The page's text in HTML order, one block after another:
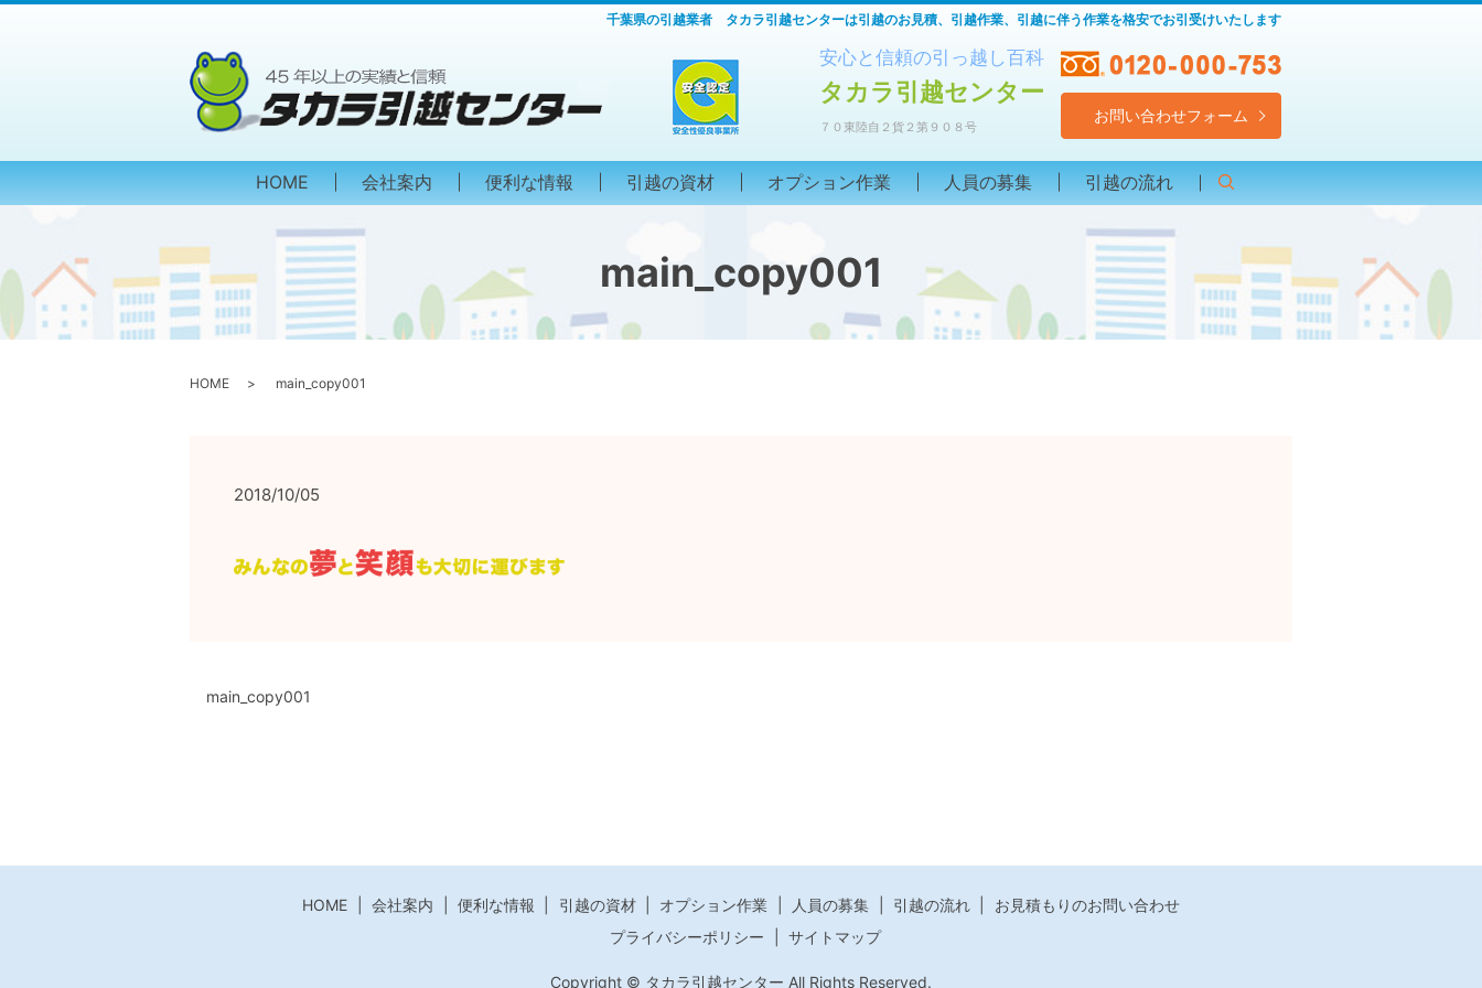
千葉県の引越業者 タカラ引越センターは引越のお見積、引越作業、引越に伴う作業を格安でお引受けいたします
安心と信頼の引っ越し百科
タカラ引越センター
７０東陸自２貨２第９０８号
お問い合わせフォーム
HOME 会社案内 便利な情報 引越の資材 オプション作業 人員の募集 引越の流れ search
main_copy001
HOME main_copy001
2018/10/05
main_copy001
HOME 会社案内 便利な情報 引越の資材 オプション作業 人員の募集 引越の流れ
お見積もりのお問い合わせ
プライバシーポリシー
サイトマップ
Copyright © タカラ引越センター All Rights Reserved.